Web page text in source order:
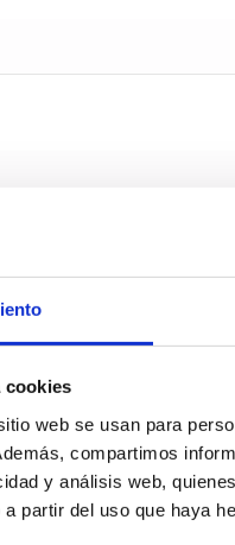
cookies
web se usan para
compartimos
y análisis web,
a partir del uso que haya